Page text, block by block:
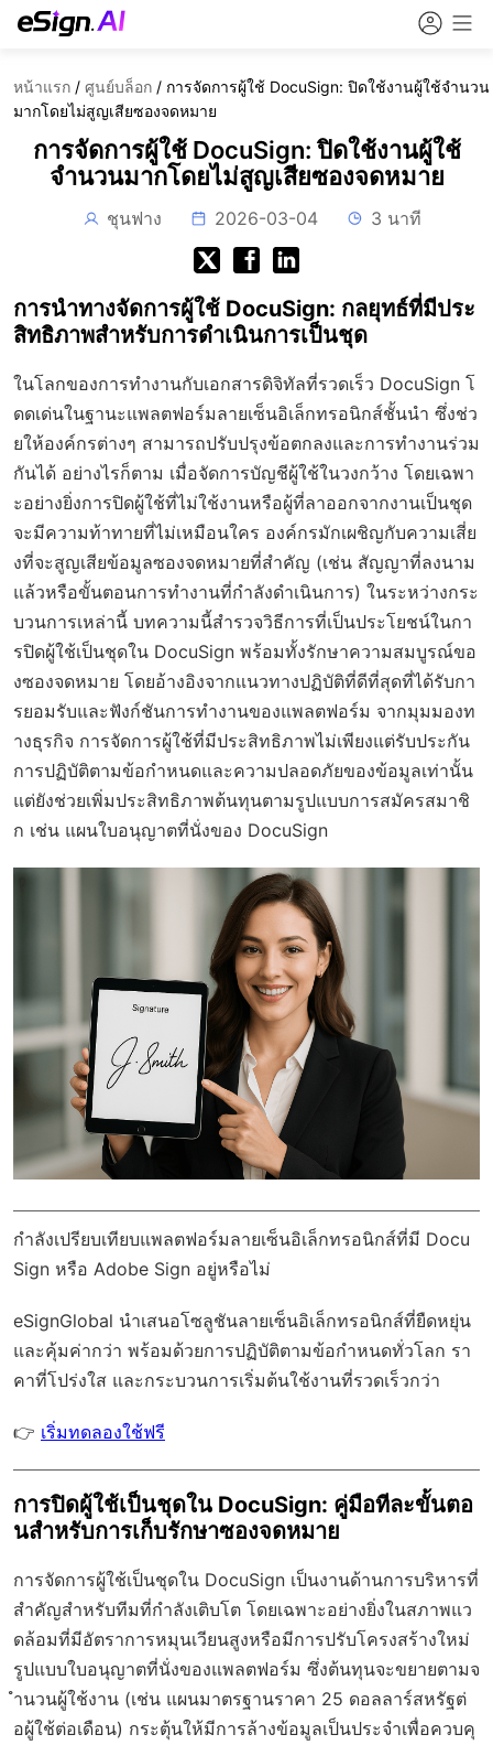
หน้าแรก / ศูนย์บล็อก / การจัดการผู้ใช้ DocuSign: ปิดใช้งานผู้ใช้จำนวน
มากโดยไม่สูญเสียซองจดหมาย
การจัดการผู้ใช้ DocuSign: ปิดใช้งานผู้ใช้
จำนวนมากโดยไม่สูญเสียซองจดหมาย
ชุนฟาง 2026-03-04 3 นาที
การนำทางจัดการผู้ใช้ DocuSign: กลยุทธ์ที่มีประ
สิทธิภาพสำหรับการดำเนินการเป็นชุด
ในโลกของการทำงานกับเอกสารดิจิทัลที่รวดเร็ว DocuSign โ
ดดเด่นในฐานะแพลตฟอร์มลายเซ็นอิเล็กทรอนิกส์ชั้นนำ ซึ่งช่ว
ยให้องค์กรต่างๆ สามารถปรับปรุงข้อตกลงและการทำงานร่วม
กันได้ อย่างไรก็ตาม เมื่อจัดการบัญชีผู้ใช้ในวงกว้าง โดยเฉพา
ะอย่างยิ่งการปิดผู้ใช้ที่ไม่ใช้งานหรือผู้ที่ลาออกจากงานเป็นชุด
จะมีความท้าทายที่ไม่เหมือนใคร องค์กรมักเผชิญกับความเสี่ย
งที่จะสูญเสียข้อมูลซองจดหมายที่สำคัญ (เช่น สัญญาที่ลงนาม
แล้วหรือขั้นตอนการทำงานที่กำลังดำเนินการ) ในระหว่างกระ
บวนการเหล่านี้ บทความนี้สำรวจวิธีการที่เป็นประโยชน์ในกา
รปิดผู้ใช้เป็นชุดใน DocuSign พร้อมทั้งรักษาความสมบูรณ์ขอ
งซองจดหมาย โดยอ้างอิงจากแนวทางปฏิบัติที่ดีที่สุดที่ได้รับกา
รยอมรับและฟังก์ชันการทำงานของแพลตฟอร์ม จากมุมมองท
างธุรกิจ การจัดการผู้ใช้ที่มีประสิทธิภาพไม่เพียงแต่รับประกัน
การปฏิบัติตามข้อกำหนดและความปลอดภัยของข้อมูลเท่านั้น
แต่ยังช่วยเพิ่มประสิทธิภาพต้นทุนตามรูปแบบการสมัครสมาชิ
ก เช่น แผนใบอนุญาตที่นั่งของ DocuSign
กำลังเปรียบเทียบแพลตฟอร์มลายเซ็นอิเล็กทรอนิกส์ที่มี Docu
Sign หรือ Adobe Sign อยู่หรือไม่
eSignGlobal นำเสนอโซลูชันลายเซ็นอิเล็กทรอนิกส์ที่ยืดหยุ่น
และคุ้มค่ากว่า พร้อมด้วยการปฏิบัติตามข้อกำหนดทั่วโลก รา
คาที่โปร่งใส และกระบวนการเริ่มต้นใช้งานที่รวดเร็วกว่า
👉 เริ่มทดลองใช้ฟรี
การปิดผู้ใช้เป็นชุดใน DocuSign: คู่มือทีละขั้นตอ
นสำหรับการเก็บรักษาซองจดหมาย
การจัดการผู้ใช้เป็นชุดใน DocuSign เป็นงานด้านการบริหารที่
สำคัญสำหรับทีมที่กำลังเติบโต โดยเฉพาะอย่างยิ่งในสภาพแว
ดล้อมที่มีอัตราการหมุนเวียนสูงหรือมีการปรับโครงสร้างใหม่
รูปแบบใบอนุญาตที่นั่งของแพลตฟอร์ม ซึ่งต้นทุนจะขยายตามจ
ำนวนผู้ใช้งาน (เช่น แผนมาตรฐานราคา 25 ดอลลาร์สหรัฐต่
อผู้ใช้ต่อเดือน) กระตุ้นให้มีการล้างข้อมูลเป็นประจำเพื่อควบคุ